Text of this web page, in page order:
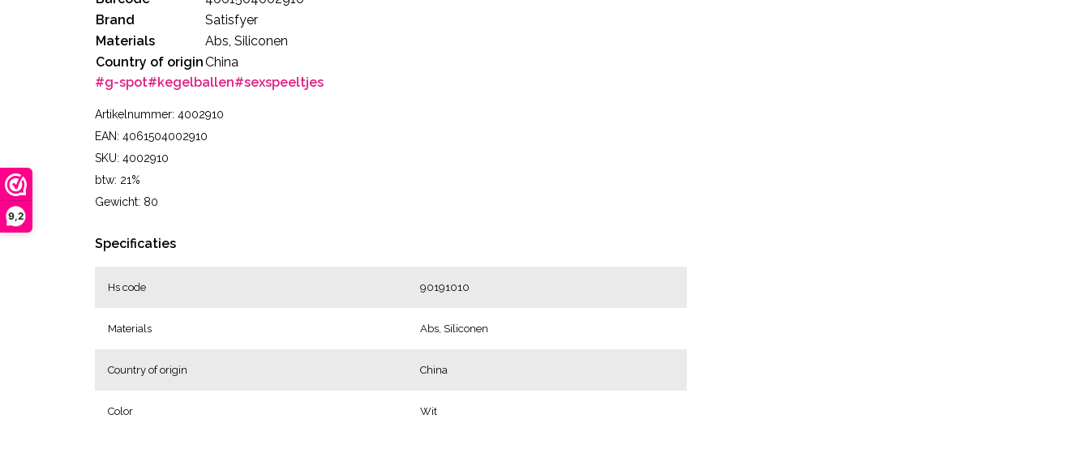
9,2
Brand
Satisfyer
Materials
Abs, Siliconen
Country of originChina
#g-spot#kegelballen#sexspeeltjes
Artikelnummer: 4002910
EAN: 4061504002910
SKU: 4002910
btw: 21%
Gewicht: 80
Specificaties
Hs code 90191010
Materials Abs, Siliconen
Country of origin China
Color Wit